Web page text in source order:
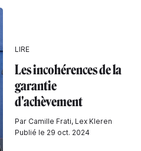
LIRE
Les incohérences de la
garantie
d'achèvement
Par Camille Frati, Lex Kleren
Publié le 29 oct. 2024